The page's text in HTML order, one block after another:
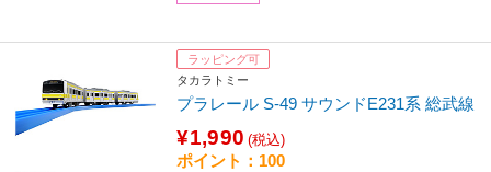
ラッピング可
タカラトミー
プラレール S-49 サウンドE231系 総武線
¥1,990 (税込)
ポイント：100